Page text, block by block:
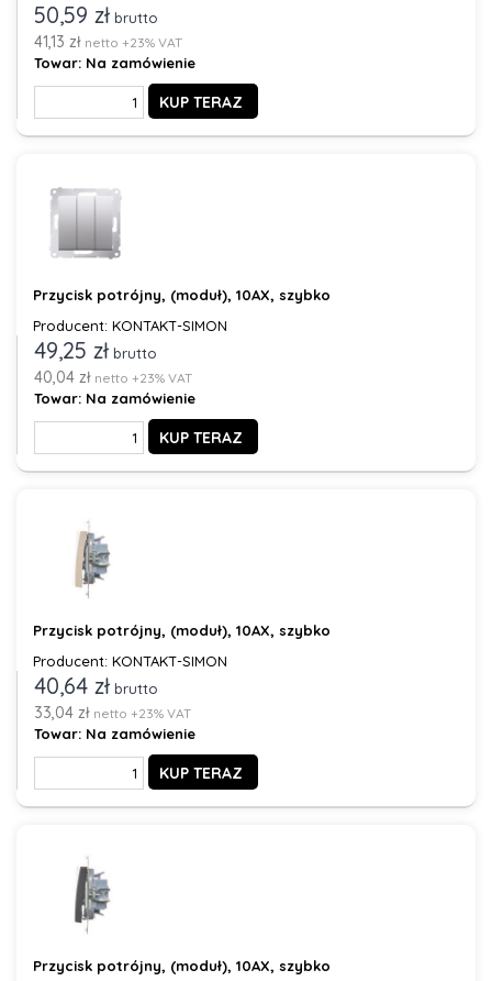
50,59 zł brutto
41,13 zł netto +23% VAT
Towar: Na zamówienie
KUP TERAZ
Przycisk potrójny, (moduł), 10AX, szybko
Producent: KONTAKT-SIMON
49,25 zł brutto
40,04 zł netto +23% VAT
Towar: Na zamówienie
KUP TERAZ
Przycisk potrójny, (moduł), 10AX, szybko
Producent: KONTAKT-SIMON
40,64 zł brutto
33,04 zł netto +23% VAT
Towar: Na zamówienie
KUP TERAZ
Przycisk potrójny, (moduł), 10AX, szybko